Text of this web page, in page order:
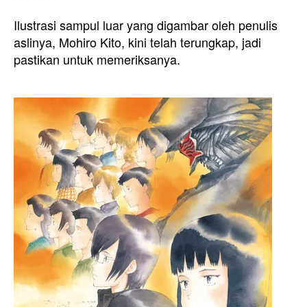
Ilustrasi sampul luar yang digambar oleh penulis
aslinya, Mohiro Kito, kini telah terungkap, jadi
pastikan untuk memeriksanya.